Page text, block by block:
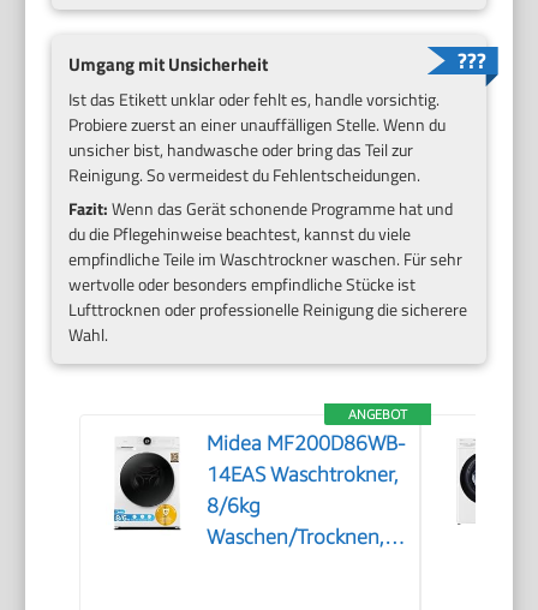
Umgang mit Unsicherheit
Ist das Etikett unklar oder fehlt es, handle vorsichtig.
Probiere zuerst an einer unauffälligen Stelle. Wenn du
unsicher bist, handwasche oder bring das Teil zur
Reinigung. So vermeidest du Fehlentscheidungen.
Fazit:Wenn das Gerät schonende Programme hat und
du die Pflegehinweise beachtest, kannst du viele
empfindliche Teile im Waschtrockner waschen. Für sehr
wertvolle oder besonders empfindliche Stücke ist
Lufttrocknen oder professionelle Reinigung die sicherere
Wahl.
ANGEBOT
Midea MF200D86WB-
14EAS Waschtrokner,
8/6kg
Waschen/Trocknen,